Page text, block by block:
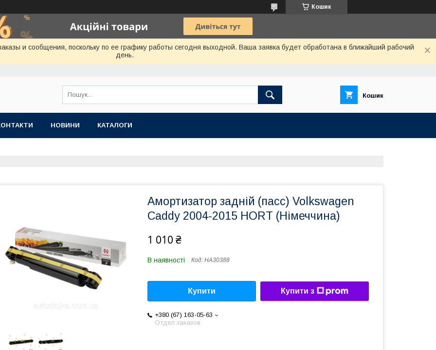
Кошик
и сообщения, поскольку по ее графику работы сегодня выходной. Ваша заявка будет обработана в ближайший рабочий
день.
Кошик
НОВИНИ КАТАЛОГИ
Амортизатор задній (пасс) Volkswagen
Caddy 2004-2015 HORT (Німеччина)
1 010 ₴
В наявності Код: HA30388
Купити Купити з
+380 (67) 163-05-63
Отдел заказов